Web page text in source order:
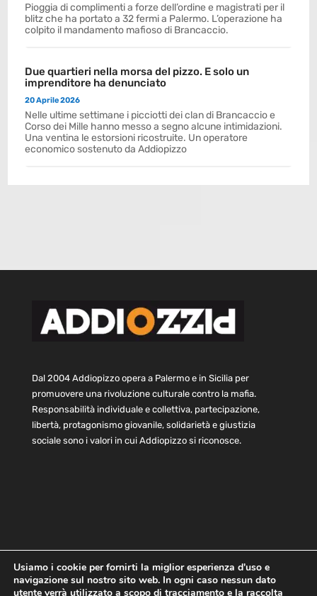
Pioggia di complimenti a forze dell’ordine e magistrati per il
blitz che ha portato a 32 fermi a Palermo. L’operazione ha
colpito il mandamento mafioso di Brancaccio.
Due quartieri nella morsa del pizzo. E solo un
imprenditore ha denunciato
20 Aprile 2026
Nelle ultime settimane i picciotti dei clan di Brancaccio e
Corso dei Mille hanno messo a segno alcune intimidazioni.
Una ventina le estorsioni ricostruite. Un operatore
economico sostenuto da Addiopizzo
Dal 2004 Addiopizzo opera a Palermo e in Sicilia per
promuovere una rivoluzione culturale contro la mafia.
Responsabilità individuale e collettiva, partecipazione,
libertà, protagonismo giovanile, solidarietà e giustizia
sociale sono i valori in cui Addiopizzo si riconosce.
Home Statuto e bilancio
Contatti
Usiamo i cookie per fornirti la miglior esperienza d'uso e
navigazione sul nostro sito web. In ogni caso nessun dato
utente verrà utilizzato a scopo di tracciamento e la raccolta